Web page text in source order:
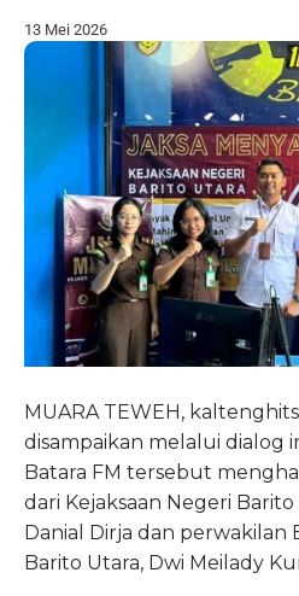
13 Mei 2026
MUARA TEWEH,
disampaikan melalui dialog
Batara FM tersebut
dari Kejaksaan Negeri
Danial Dirja dan perwakilan
Barito Utara, Dwi Meilady